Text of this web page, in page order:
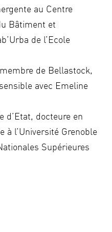
au Centre
Bâtiment et
de l’Ecole
de Bellastock,
avec Emeline
d’Etat, docteure en
à l’Université Grenoble
Supérieures